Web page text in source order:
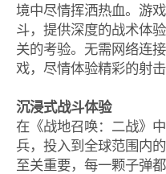
境中尽情挥洒热血。游
斗，提供深度的战术体
关的考验。无需网络连
戏，尽情体验精彩的射击
沉浸式战斗体验
在《战地召唤：二战》
兵，投入到全球范围内
至关重要，每一颗子弹